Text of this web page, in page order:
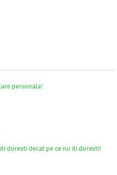
personala!
doresti decat pe ce nu iti doresti!